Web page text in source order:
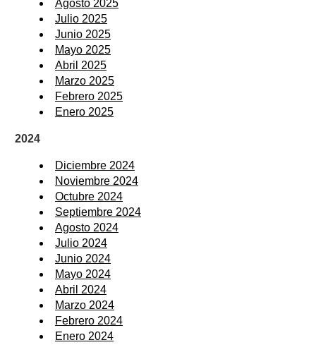
Agosto 2025
Julio 2025
Junio 2025
Mayo 2025
Abril 2025
Marzo 2025
Febrero 2025
Enero 2025
2024
Diciembre 2024
Noviembre 2024
Octubre 2024
Septiembre 2024
Agosto 2024
Julio 2024
Junio 2024
Mayo 2024
Abril 2024
Marzo 2024
Febrero 2024
Enero 2024